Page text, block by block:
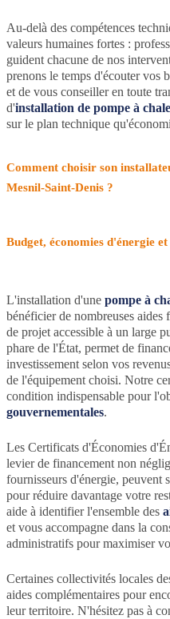
Au-delà des compétences
valeurs humaines fortes :
guident chacune de nos
prenons le temps d'écouter vos
et de vous conseiller en toute
d'installation de pompe à
sur le plan technique
Comment choisir son
Mesnil-Saint-Denis ?
Budget, économies d'énergie
L'installation d'une pompe à
bénéficier de nombreuses aides
de projet accessible à un large
phare de l'État, permet de
investissement selon vos
de l'équipement choisi. Notre
condition indispensable pour
gouvernementales.
Les Certificats d'Économies
levier de financement non
fournisseurs d'énergie, peuvent
pour réduire davantage votre
aide à identifier l'ensemble des
et vous accompagne dans la
administratifs pour maximiser
Certaines collectivités locales
aides complémentaires pour
leur territoire. N'hésitez pas à